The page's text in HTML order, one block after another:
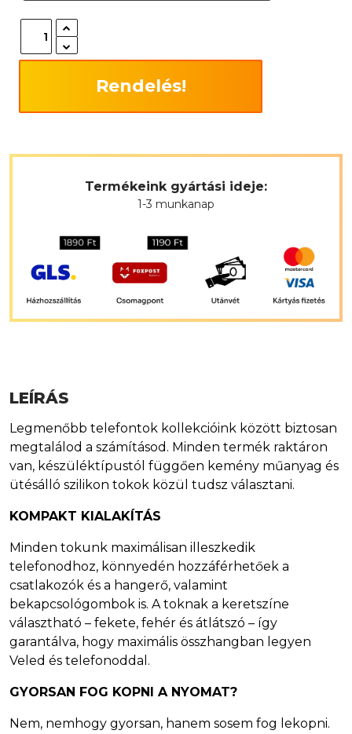
Rendelés!
Termékeink gyártási ideje:
1-3 munkanap
LEÍRÁS
Legmenőbb telefontok kollekcióink között biztosan
megtalálod a számításod. Minden termék raktáron
van, készüléktípustól függően kemény műanyag és
ütésálló szilikon tokok közül tudsz választani.
KOMPAKT KIALAKÍTÁS
Minden tokunk maximálisan illeszkedik
telefonodhoz, könnyedén hozzáférhetőek a
csatlakozók és a hangerő, valamint
bekapcsológombok is. A toknak a keretszíne
választható – fekete, fehér és átlátszó – így
garantálva, hogy maximális összhangban legyen
Veled és telefonoddal.
GYORSAN FOG KOPNI A NYOMAT?
Nem, nemhogy gyorsan, hanem sosem fog lekopni.